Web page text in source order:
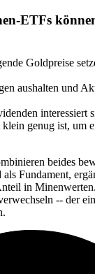
ETFs
Goldpreise
aushalten und
interessiert
genug ist, um
beides
Fundament,
in
-- der